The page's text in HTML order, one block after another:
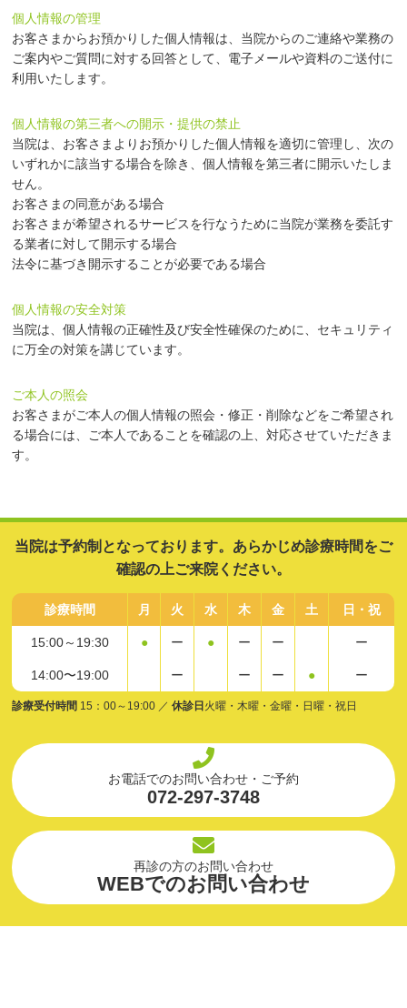
個人情報の管理
お客さまからお預かりした個人情報は、当院からのご連絡や業務の
ご案内やご質問に対する回答として、電子メールや資料のご送付に
利用いたします。
個人情報の第三者への開示・提供の禁止
当院は、お客さまよりお預かりした個人情報を適切に管理し、次の
いずれかに該当する場合を除き、個人情報を第三者に開示いたしま
せん。
お客さまの同意がある場合
お客さまが希望されるサービスを行なうために当院が業務を委託す
る業者に対して開示する場合
法令に基づき開示することが必要である場合
個人情報の安全対策
当院は、個人情報の正確性及び安全性確保のために、セキュリティ
に万全の対策を講じています。
ご本人の照会
お客さまがご本人の個人情報の照会・修正・削除などをご希望され
る場合には、ご本人であることを確認の上、対応させていただきま
す。
当院は予約制となっております。あらかじめ診療時間をご
確認の上ご来院ください。
診療時間 月 火 水 木 金 土 日・祝
15:00～19:30 ● ー ● ー ー ー
14:00〜19:00 ー ー ー ● ー
診療受付時間 15：00～19:00 ／休診日 火曜・木曜・金曜・日曜・祝日
お電話でのお問い合わせ・ご予約
072-297-3748
再診の方のお問い合わせ
WEBでのお問い合わせ